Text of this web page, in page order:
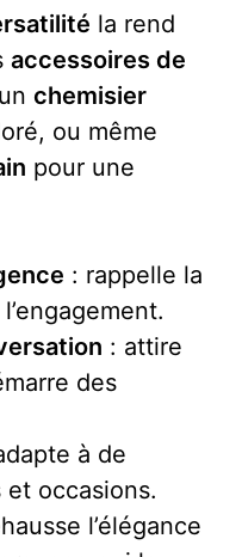
la rend
accessoires de
chemisier
ou même
pour une
: rappelle la
: attire
des
à de
occasions.
l’élégance